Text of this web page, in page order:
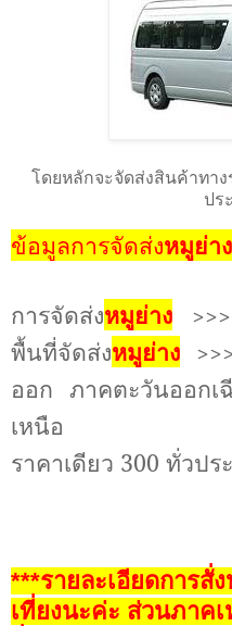
โดยหลักจะจัดส่งสินค้าทา
ปร
ข้อมูลการจัดส่งหมูย่าง
การจัดส่งหมูย่าง >>>
พื้นที่จัดส่งหมูย่าง >>>
ออก ภาคตะวันออกเ
เหนือ
ราคาเดียว 300 ทั่วปร
***รายละเอียดการ
เที่ยงนะค่ะ ส่วนภาค